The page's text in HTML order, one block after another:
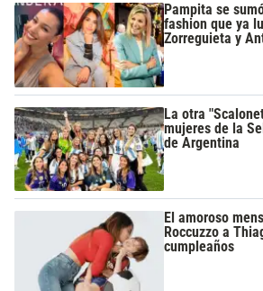
Pampita se
fashion que ya
Zorreguieta y
La otra
mujeres de la
de Argentina
El amoroso
Roccuzzo a
cumpleaños